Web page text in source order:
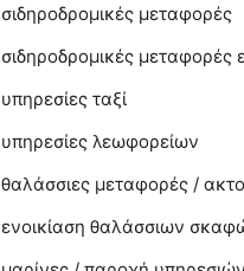
σιδηροδρομικές μεταφορές
σιδηροδρομικές μεταφορές
υπηρεσίες ταξί
υπηρεσίες λεωφορείων
θαλάσσιες μεταφορές /
ενοικίαση θαλάσσιων